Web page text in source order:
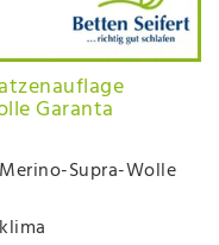
Garanta
Supra-Wolle